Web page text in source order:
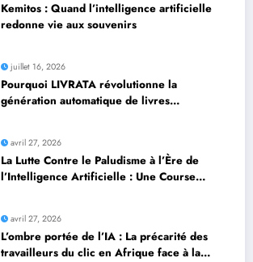
Kemitos : Quand l’intelligence artificielle
redonne vie aux souvenirs
juillet 16, 2026
Pourquoi LIVRATA révolutionne la
génération automatique de livres
avril 27, 2026
La Lutte Contre le Paludisme à l’Ère de
l’Intelligence Artificielle : Une Course
avril 27, 2026
L’ombre portée de l’IA : La précarité des
travailleurs du clic en Afrique face à la